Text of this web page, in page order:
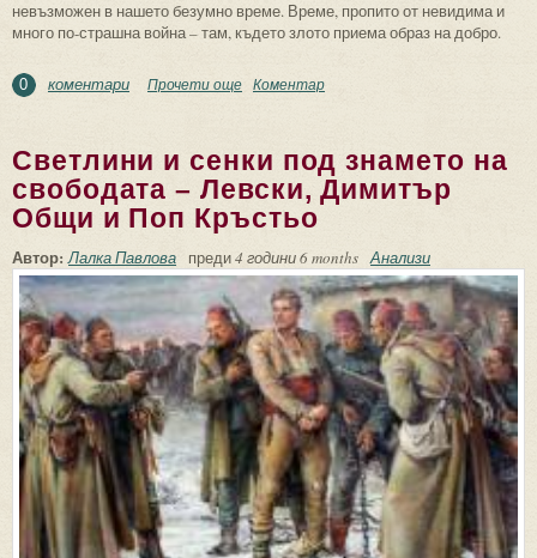
невъзможен в нашето безумно време. Време, пропито от невидима и
много по-страшна война – там, където злото приема образ на добро.
0 коментари Прочети още about Трети март или невъзможният
Коментар
Светлини и сенки под знамето на
свободата – Левски, Димитър
Общи и Поп Кръстьо
Автор:Лалка Павлова преди4 години 6 months Анализи